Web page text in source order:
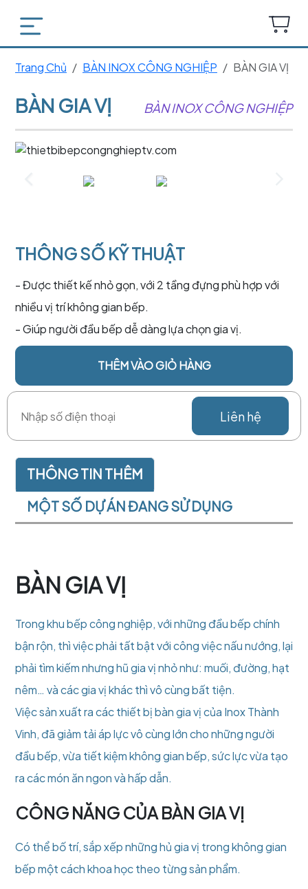
Trang Chủ BÀN INOX CÔNG NGHIỆP BÀN GIA VỊ
BÀN GIA VỊ BÀN INOX CÔNG NGHIỆP
THÔNG SỐ KỸ THUẬT
- Được thiết kế nhỏ gọn, với 2 tầng đựng phù hợp với
nhiều vị trí không gian bếp.
- Giúp người đầu bếp dễ dàng lựa chọn gia vị.
THÊM VÀO GIỎ HÀNG
Liên hệ
THÔNG TIN THÊM
MỘT SỐ DỰ ÁN ĐANG SỬ DỤNG
BÀN GIA VỊ
Trong khu bếp công nghiệp, với những đầu bếp chính
bận rộn, thì việc phải tất bật với công việc nấu nướng, lại
phải tìm kiếm nhưng hũ gia vị nhỏ như: muối, đường, hạt
nêm… và các gia vị khác thì vô cùng bất tiện.
Việc sản xuất ra các thiết bị bàn gia vị của Inox Thành
Vinh, đã giảm tải áp lực vô cùng lớn cho những người
đầu bếp, vừa tiết kiệm không gian bếp, sức lực vừa tạo
ra các món ăn ngon và hấp dẫn.
CÔNG NĂNG CỦA BÀN GIA VỊ
Có thể bố trí, sắp xếp những hủ gia vị trong không gian
bếp một cách khoa học theo từng sản phẩm.